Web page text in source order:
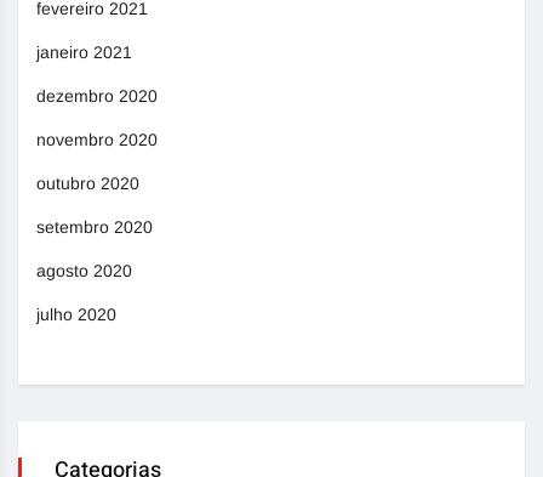
fevereiro 2021
janeiro 2021
dezembro 2020
novembro 2020
outubro 2020
setembro 2020
agosto 2020
julho 2020